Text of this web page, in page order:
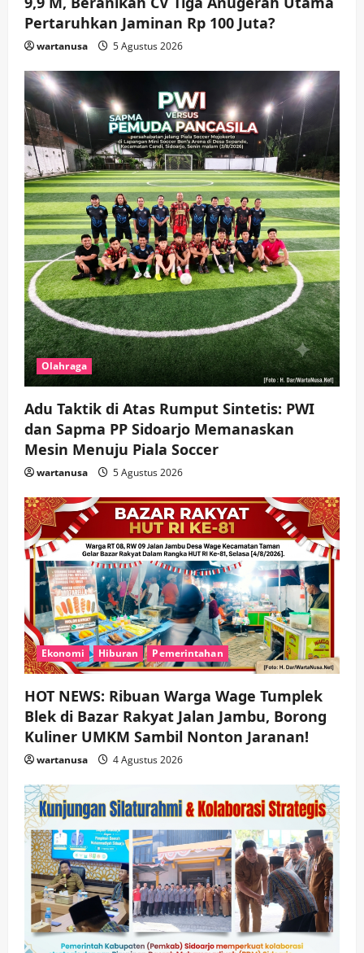
5
Keagamaan Pemerintahan
Hadir di Pengajian Qurrota A’yun,
Wabup Sidoarjo Minta Doa Jamaah
Agar Tetap Amanah Memimpin
wartanusa 4 Agustus 2026
Pertaruhkan Jaminan Rp 100 Juta?
wartanusa 5 Agustus 2026
Olahraga
Adu Taktik di Atas Rumput Sintetis: PWI
dan Sapma PP Sidoarjo Memanaskan
Mesin Menuju Piala Soccer
wartanusa 5 Agustus 2026
Ekonomi Hiburan Pemerintahan
HOT NEWS: Ribuan Warga Wage Tumplek
Blek di Bazar Rakyat Jalan Jambu, Borong
Kuliner UMKM Sambil Nonton Jaranan!
wartanusa 4 Agustus 2026